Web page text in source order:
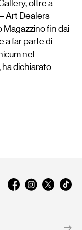
oltre a
Art Dealers
fin dai
a far parte di
nel
dichiarato